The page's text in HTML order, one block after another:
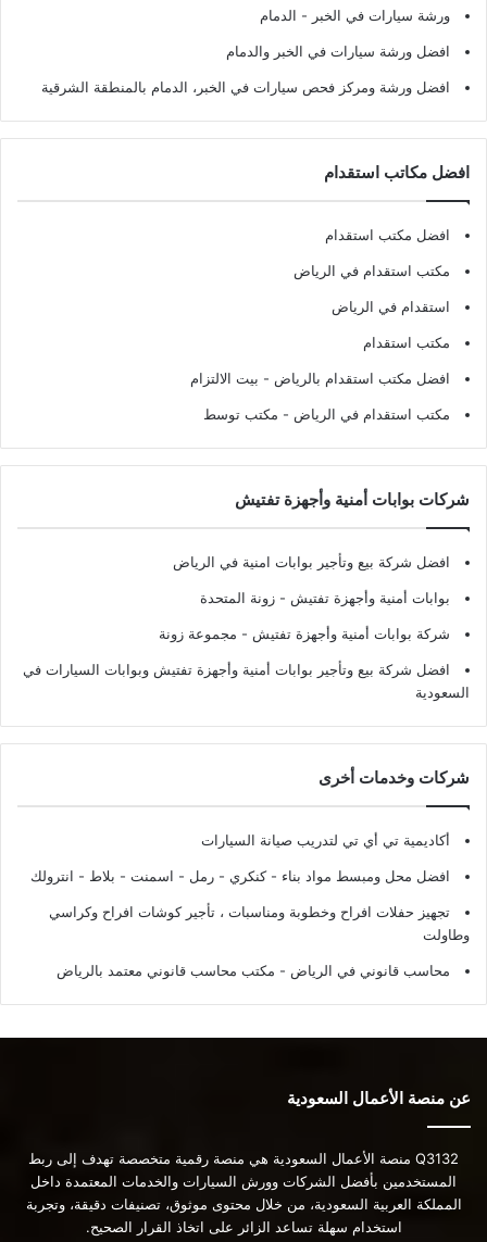
ورشة سيارات في الخبر - الدمام
افضل ورشة سيارات في الخبر والدمام
افضل ورشة ومركز فحص سيارات في الخبر، الدمام بالمنطقة الشرقية
افضل مكاتب استقدام
افضل مكتب استقدام
مكتب استقدام في الرياض
استقدام في الرياض
مكتب استقدام
افضل مكتب استقدام بالرياض - بيت الالتزام
مكتب استقدام في الرياض - مكتب توسط
شركات بوابات أمنية وأجهزة تفتيش
افضل شركة بيع وتأجير بوابات امنية في الرياض
بوابات أمنية وأجهزة تفتيش - زونة المتحدة
شركة بوابات أمنية وأجهزة تفتيش - مجموعة زونة
افضل شركة بيع وتأجير بوابات أمنية وأجهزة تفتيش وبوابات السيارات في
السعودية
شركات وخدمات أخرى
أكاديمية تي أي تي لتدريب صيانة السيارات
افضل محل ومبسط مواد بناء - كنكري - رمل - اسمنت - بلاط - انترولك
تجهيز حفلات افراح وخطوبة ومناسبات ، تأجير كوشات افراح وكراسي
وطاولت
محاسب قانوني في الرياض - مكتب محاسب قانوني معتمد بالرياض
عن منصة الأعمال السعودية
Q3132 منصة الأعمال السعودية هي منصة رقمية متخصصة تهدف إلى ربط
المستخدمين بأفضل الشركات وورش السيارات والخدمات المعتمدة داخل
المملكة العربية السعودية، من خلال محتوى موثوق، تصنيفات دقيقة، وتجربة
استخدام سهلة تساعد الزائر على اتخاذ القرار الصحيح.